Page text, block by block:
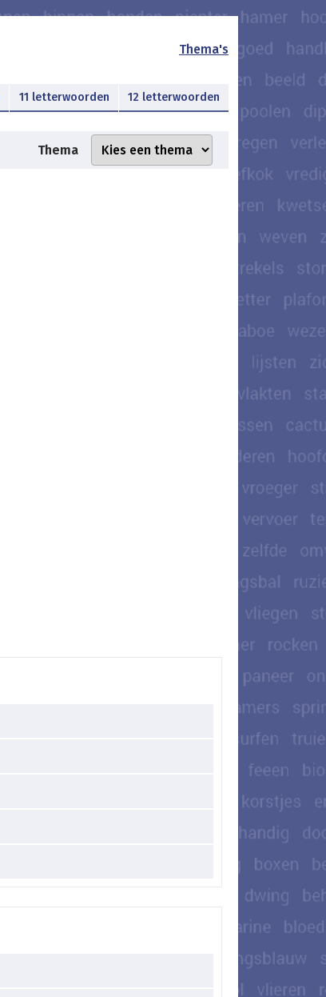
Thema's
11 letterwoorden 12 letterwoorden
Thema